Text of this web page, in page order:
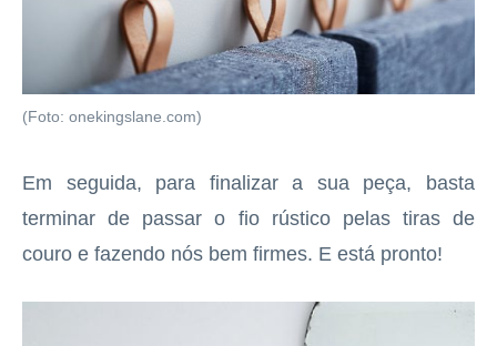
(Foto: onekingslane.com)
Em seguida, para finalizar a sua peça, basta
terminar de passar o fio rústico pelas tiras de
couro e fazendo nós bem firmes. E está pronto!